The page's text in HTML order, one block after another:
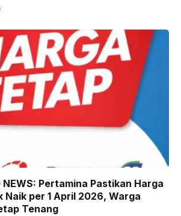
NEWS: Pertamina Pastikan Harga
Naik per 1 April 2026, Warga
Tenang